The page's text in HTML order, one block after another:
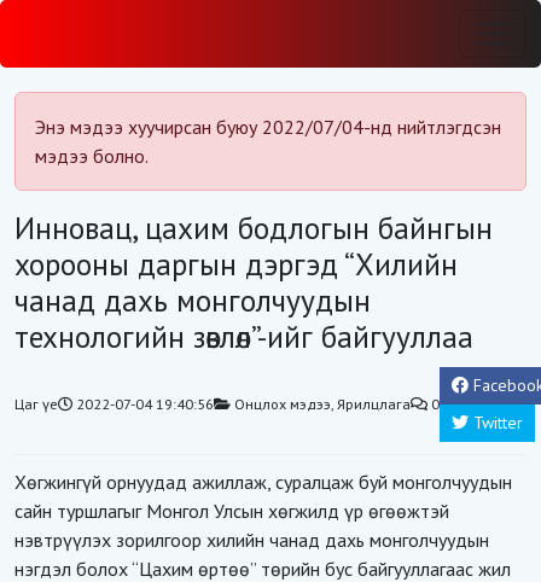
Энэ мэдээ хуучирсан буюу 2022/07/04-нд нийтлэгдсэн
мэдээ болно.
Инновац, цахим бодлогын байнгын
хорооны даргын дэргэд “Хилийн
чанад дахь монголчуудын
технологийн зөвлөл”-ийг байгууллаа
Цаг үе 2022-07-04 19:40:56 Онцлох мэдээ, Ярилцлага 0
Twitter
Хөгжингүй орнуудад ажиллаж, суралцаж буй монголчуудын
сайн туршлагыг Монгол Улсын хөгжилд үр өгөөжтэй
нэвтрүүлэх зорилгоор хилийн чанад дахь монголчуудын
нэгдэл болох “Цахим өртөө” төрийн бус байгууллагаас жил